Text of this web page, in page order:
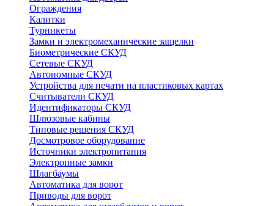
Ограждения
Калитки
Турникеты
Замки и электромеханические защелки
Биометрические СКУД
Сетевые СКУД
Автономные СКУД
Устройства для печати на пластиковых картах
Считыватели СКУД
Идентификаторы СКУД
Шлюзовые кабины
Типовые решения СКУД
Досмотровое оборудование
Источники электропитания
Электронные замки
Шлагбаумы
Автоматика для ворот
Приводы для ворот